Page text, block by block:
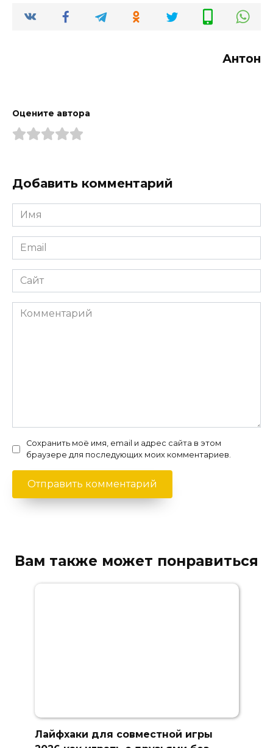
Антон
Оцените автора
Добавить комментарий
Имя
*
Email
*
Сайт
Комментарий
Сохранить моё имя, email и адрес сайта в этом
браузере для последующих моих комментариев.
Вам также может понравиться
Лайфхаки для совместной игры